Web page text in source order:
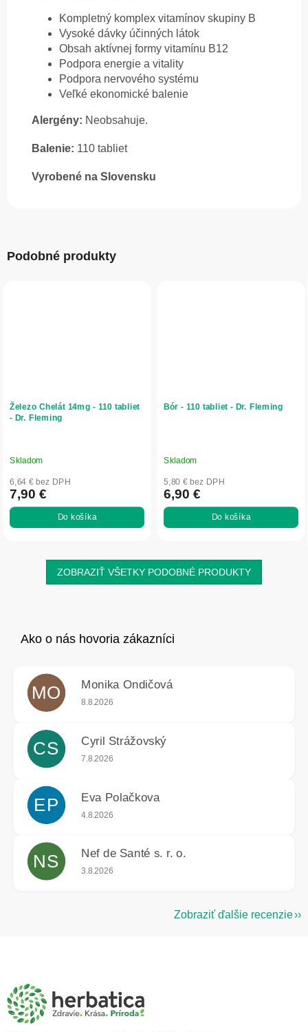
Kompletný komplex vitamínov skupiny B
Vysoké dávky účinných látok
Obsah aktívnej formy vitamínu B12
Podpora energie a vitality
Podpora nervového systému
Veľké ekonomické balenie
Alergény: Neobsahuje.
Balenie: 110 tabliet
Vyrobené na Slovensku
Podobné produkty
Železo Chelát 14mg - 110 tabliet
- Dr. Fleming
Skladom
6,64 € bez DPH
7,90 €
Do košíka
Bór - 110 tabliet - Dr. Fleming
Skladom
5,80 € bez DPH
6,90 €
Do košíka
ZOBRAZIŤ VŠETKY PODOBNÉ PRODUKTY
MO Monika Ondičová
Hodnotenie obchodu je 5 z 5 hviezdičiek.
8.8.2026
CS Cyril Strážovský
Hodnotenie obchodu je 5 z 5 hviezdičiek.
7.8.2026
EP Eva Polačkova
Hodnotenie obchodu je 5 z 5 hviezdičiek.
4.8.2026
NS Nef de Santé s. r. o.
Hodnotenie obchodu je 5 z 5 hviezdičiek.
3.8.2026
Zobraziť ďalšie recenzie